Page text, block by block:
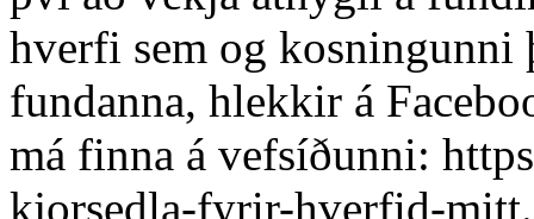
hverfi sem og kosningunni
fundanna, hlekkir á
má finna á vefsíðunni:
kjorsedla-fyrir-hverfid-